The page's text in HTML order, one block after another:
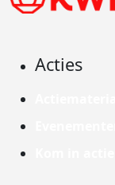
Acties